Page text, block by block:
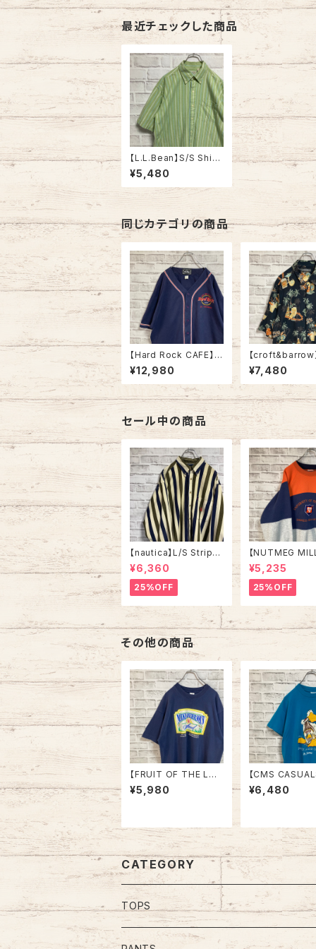
最近チェックした商品
【L.L.Bean】S/S Shirt
L相当 エルエルビーン
ストライプ 半袖シャツ B
Dシャツ ボタンダウン
アメリカ 古着
¥5,480
同じカテゴリの商品
【Hard Rock CAFE】
S/S Baseball Shirt L
相当 Made in USA ハ
ードロックカフェ ベース
ボールシャツ ゲームシ
0 アメリカ USA 古着
¥12,980
【croft&barrow
Shirt L “BEER
n” Rayon100%
ハシャツ 柄シャ
シャツ ビール柄
ル アルコール
カ USA 古着
¥7,480
セール中の商品
【nautica】L/S Stripe
Corduroy Shirt L 90
s ノーティカ ストライプ
コーデュロイ シャツ ボ
タンダウン 長袖 ワンポ
イントロゴ 刺繍ロゴ 旧
タグ USA アメリカ 古着
¥6,360
25%OFF
【NUTMEG
weat XL Made
A 90s
OF
tage ナツメグミ
レッジモノ カレ
テネシー大学 ス
トレーナー ヴィ
¥5,235
25%OFF
その他の商品
【FRUIT OF THE LO
OM】S/S Tee XL 90s
Made in USA Vintag
スター シーフード アメ
リカ USA レトロ 古着
¥5,980
【CMS
S Tee L 80s-
ade in USA “DUCK L
ル ビール アルコ
ィンテージ シン
テッチ アメリカ
トロ 古着
¥6,480
CATEGORY
TOPS